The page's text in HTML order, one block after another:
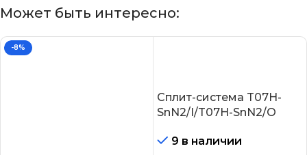
Может быть интересно:
-8%
Сплит-система T07H-
SnN2/I/T07H-SnN2/O
9 в наличии